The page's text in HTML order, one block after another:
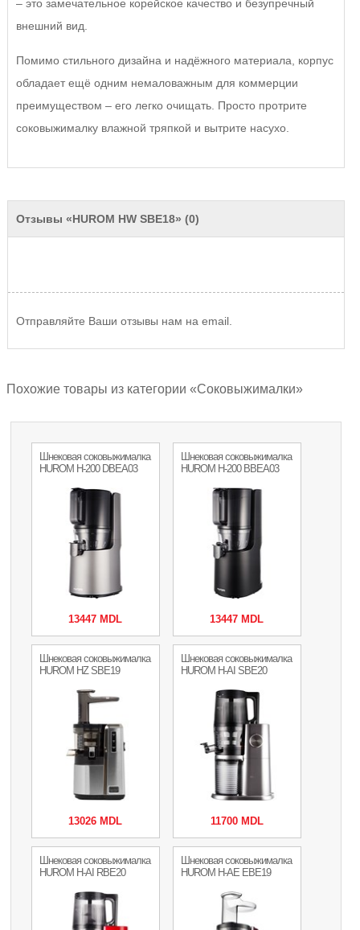
– это замечательное корейское качество и безупречный
внешний вид.
Помимо стильного дизайна и надёжного материала, корпус
обладает ещё одним немаловажным для коммерции
преимуществом – его легко очищать. Просто протрите
соковыжималку влажной тряпкой и вытрите насухо.
Отзывы «HUROM HW SBE18» (0)
Отправляйте Ваши отзывы нам на email.
Похожие товары из категории «Соковыжималки»
Шнековая соковыжималка
HUROM H-200 DBEA03
13447 MDL
Шнековая соковыжималка
HUROM H-200 BBEA03
13447 MDL
Шнековая соковыжималка
HUROM HZ SBE19
13026 MDL
Шнековая соковыжималка
HUROM H-AI SBE20
11700 MDL
Шнековая соковыжималка
HUROM H-AI RBE20
Шнековая соковыжималка
HUROM H-AE EBE19